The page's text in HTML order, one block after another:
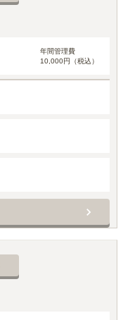
年間管理費
10,000円（税込）